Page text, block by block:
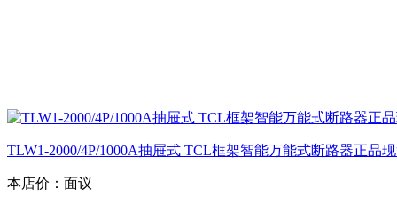
TLW1-2000/4P/1000A抽屉式 TCL框架智能万能式断路器正品
本店价： 面议